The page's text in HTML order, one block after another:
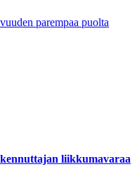
parempaa puolta
liikkumavaraa